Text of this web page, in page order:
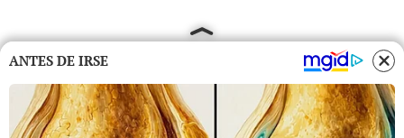
ANTES DE IRSE